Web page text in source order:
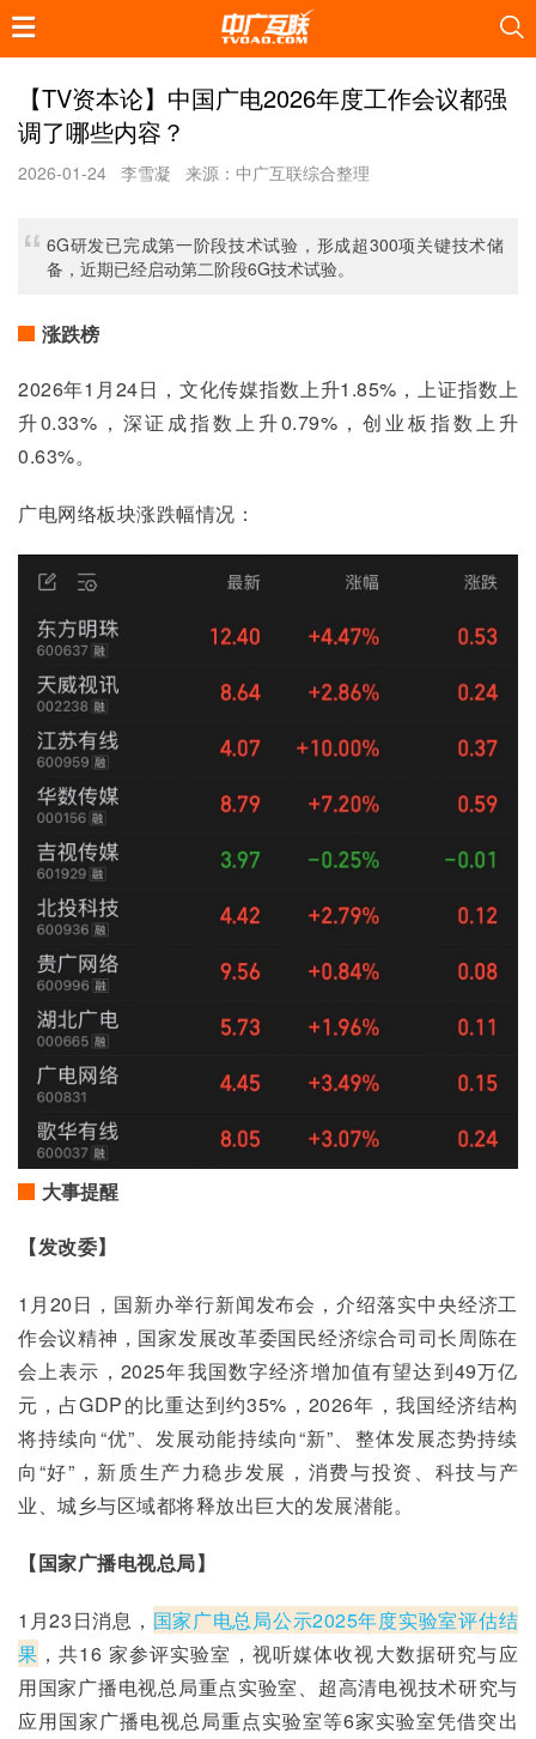
【TV资本论】中国广电2026年度工作会议都强
调了哪些内容？
2026-01-24 李雪凝 来源：中广互联综合整理
6G研发已完成第一阶段技术试验，形成超300项关键技术储
备，近期已经启动第二阶段6G技术试验。
涨跌榜
2026年1月24日，文化传媒指数上升1.85%，上证指数上
升0.33%，深证成指数上升0.79%，创业板指数上升
0.63%。
广电网络板块涨跌幅情况：
大事提醒
【发改委】
1月20日，国新办举行新闻发布会，介绍落实中央经济工
作会议精神，国家发展改革委国民经济综合司司长周陈在
会上表示，2025年我国数字经济增加值有望达到49万亿
元，占GDP的比重达到约35%，2026年，我国经济结构
将持续向“优”、发展动能持续向“新”、整体发展态势持续
向“好”，新质生产力稳步发展，消费与投资、科技与产
业、城乡与区域都将释放出巨大的发展潜能。
【国家广播电视总局】
1月23日消息， 国家广电总局公示2025年度实验室评估结
果 ，共16 家参评实验室，视听媒体收视大数据研究与应
用国家广播电视总局重点实验室、超高清电视技术研究与
应用国家广播电视总局重点实验室等6家实验室凭借突出